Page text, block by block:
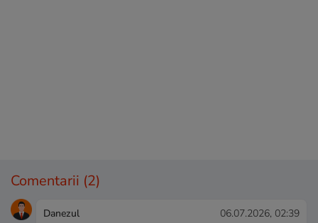
Comentarii (2)
Danezul 06.07.2026, 02:39